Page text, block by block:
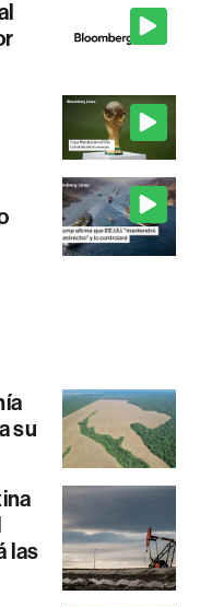
su
las